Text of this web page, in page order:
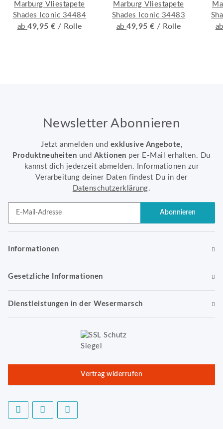
Marburg Vliestapete
Shades Iconic 34484
ab 49,95 € / Rolle
Marburg Vliestapete
Shades Iconic 34483
ab 49,95 € / Rolle
ab
Newsletter Abonnieren
Jetzt anmelden und exklusive Angebote,
Produktneuheiten und Aktionen per E-Mail erhalten. Du
kannst dich jederzeit abmelden. Informationen zur
Verarbeitung deiner Daten findest Du in der
Datenschutzerklärung.
Abonnieren
Informationen
Gesetzliche Informationen
Dienstleistungen in der Wesermarsch
Vertrag widerrufen